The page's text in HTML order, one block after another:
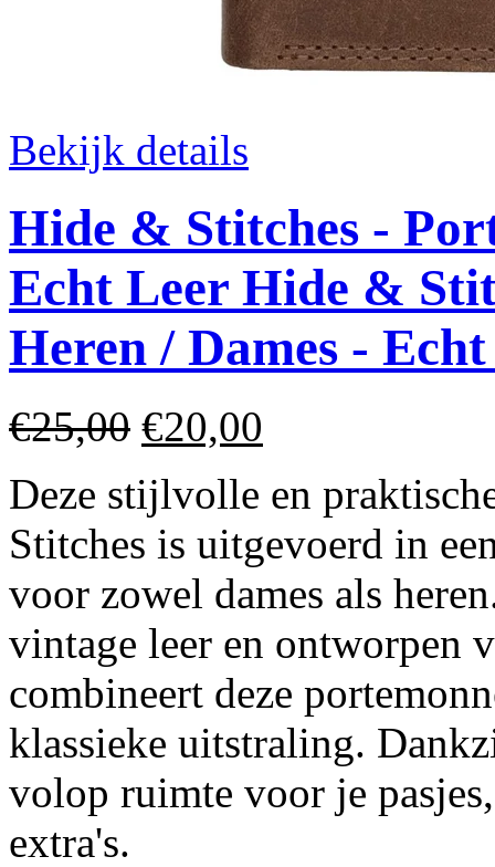
Bekijk details
Hide & Stitches -
Echt Leer Hide &
Heren / Dames -
€25,00 €20,00
Deze stijlvolle en
Stitches is uitgevoerd in
voor zowel dames als
vintage leer en ontworpen
combineert deze
klassieke uitstraling.
volop ruimte voor je
extra's.